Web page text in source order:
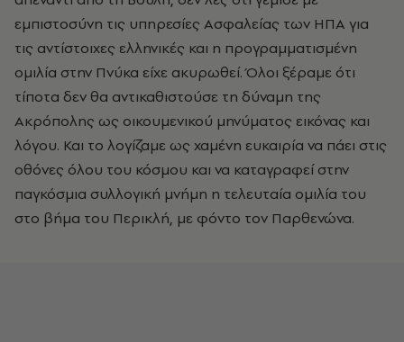
εμπιστοσύνη τις υπηρεσίες Ασφαλείας των ΗΠΑ για
τις αντίστοιχες ελληνικές και η προγραμματισμένη
ομιλία στην Πνύκα είχε ακυρωθεί. Όλοι ξέραμε ότι
τίποτα δεν θα αντικαθιστούσε τη δύναμη της
Ακρόπολης ως οικουμενικού μηνύματος εικόνας και
λόγου. Και το λογίζαμε ως χαμένη ευκαιρία να πάει στις
οθόνες όλου του κόσμου και να καταγραφεί στην
παγκόσμια συλλογική μνήμη η τελευταία ομιλία του
στο βήμα του Περικλή, με φόντο τον Παρθενώνα.